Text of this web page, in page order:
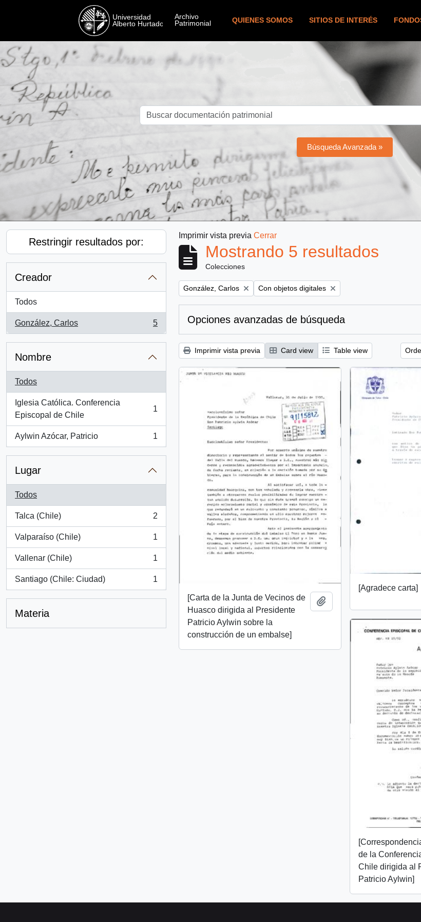
QUIENES SOMOS SITIOS DE INTERÉS
Búsqueda Avanzada »
Restringir resultados por:
Creador
Todos
González, Carlos
, 5 resultados
5
Nombre
Todos
Iglesia Católica. Conferencia
Episcopal de Chile
, 1 resultados
1
Aylwin Azócar, Patricio
, 1 resultados
1
Lugar
Todos
Talca (Chile)
, 2 resultados
2
Valparaíso (Chile)
, 1 resultados
1
Vallenar (Chile)
, 1 resultados
1
Santiago (Chile: Ciudad)
, 1 resultados
1
Materia
Imprimir vista previa Cerrar
Mostrando 5 resultados
Colecciones
Remove filter:
González, Carlos Remove filter:
Con objetos digitales
Opciones avanzadas de búsqueda
Imprimir vista previa Card view Table view
[Carta de la Junta de Vecinos de
Huasco dirigida al Presidente
Patricio Aylwin sobre la
construcción de un embalse]
[Agradece carta]
de la
Chile dirigida al
Patricio Aylwin]